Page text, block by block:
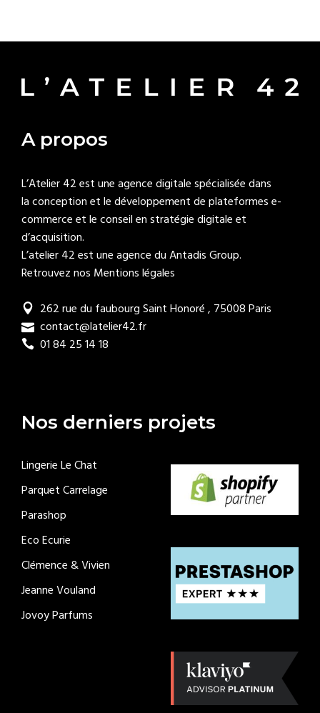
A propos
L’Atelier 42 est une agence digitale spécialisée dans
la conception et le développement de plateformes e-
commerce et le conseil en stratégie digitale et
d’acquisition.
L’atelier 42 est une agence duAntadis Group.
Retrouvez nos Mentions légales
262 rue du faubourg Saint Honoré , 75008 Paris
contact@latelier42.fr
01 84 25 14 18
Nos derniers projets
Lingerie Le Chat
Parquet Carrelage
Parashop
Eco Ecurie
Clémence & Vivien
Jeanne Vouland
Jovoy Parfums